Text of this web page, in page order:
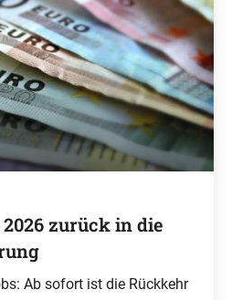
zurück in die
Ab sofort ist die Rückkehr